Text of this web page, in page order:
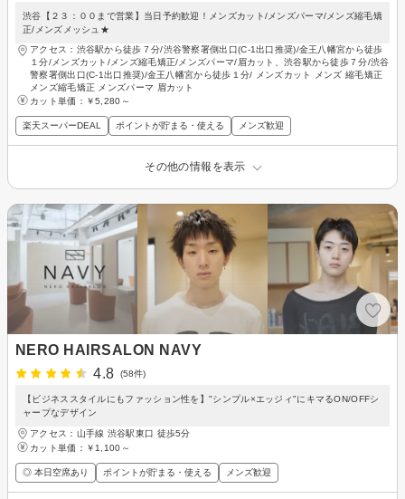
渋谷【２３：００まで営業】当日予約歓迎！メンズカット/メンズパーマ/メンズ縮毛矯
正/メンズメッシュ★
アクセス：渋谷駅から徒歩７分/渋谷警察署側出口(C-1出口推奨)/金王八幡宮から徒歩
１分/メンズカット/メンズ縮毛矯正/メンズパーマ/眉カット、渋谷駅から徒歩７分/渋谷
警察署側出口(C-1出口推奨)/金王八幡宮から徒歩１分/ メンズカット メンズ 縮毛矯正
メンズ縮毛矯正 メンズパーマ 眉カット
カット単価： ￥5,280～
楽天スーパーDEAL ポイントが貯まる・使える メンズ歓迎
その他の情報を表示
NERO HAIRSALON NAVY
4.8
(58件)
【ビジネススタイルにもファッション性を】"シンプル×エッジィ"にキマるON/OFFシ
ャープなデザイン
アクセス：山手線 渋谷駅東口 徒歩5分
カット単価： ￥1,100～
◎ 本日空席あり ポイントが貯まる・使える メンズ歓迎